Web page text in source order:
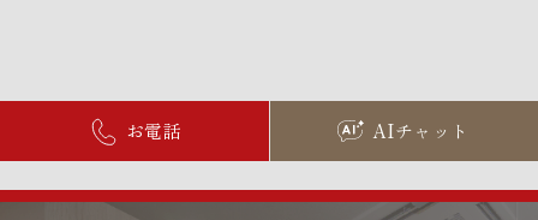
お電話 AIチャット